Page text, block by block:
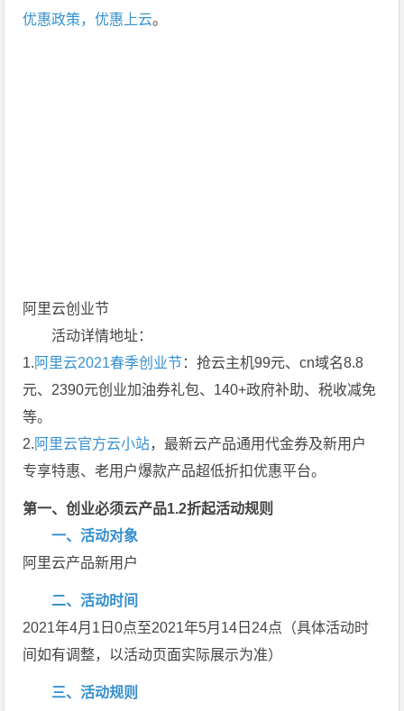
优惠政策，优惠上云。
阿里云创业节
活动详情地址：
1. 阿里云2021春季创业节：抢云主机99元、cn域名8.8
元、2390元创业加油券礼包、140+政府补助、税收减免
等。
2. 阿里云官方云小站，最新云产品通用代金券及新用户
专享特惠、老用户爆款产品超低折扣优惠平台。
第一、创业必须云产品1.2折起活动规则
一、活动对象
阿里云产品新用户
二、活动时间
2021年4月1日0点至2021年5月14日24点（具体活动时
间如有调整，以活动页面实际展示为准）
三、活动规则